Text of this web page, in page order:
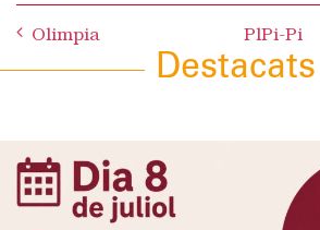
navigation
Olimpia PlPi-Pi
Destacats